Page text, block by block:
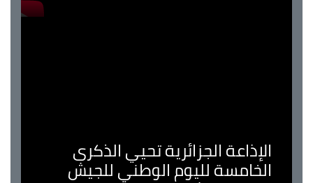
الإذاعة الجزائرية تحيي الذكرى
الخامسة لليوم الوطني للجيش